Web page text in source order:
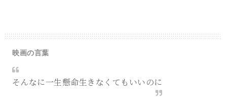
映画の言葉
そんなに一生懸命生きなくてもいいのに